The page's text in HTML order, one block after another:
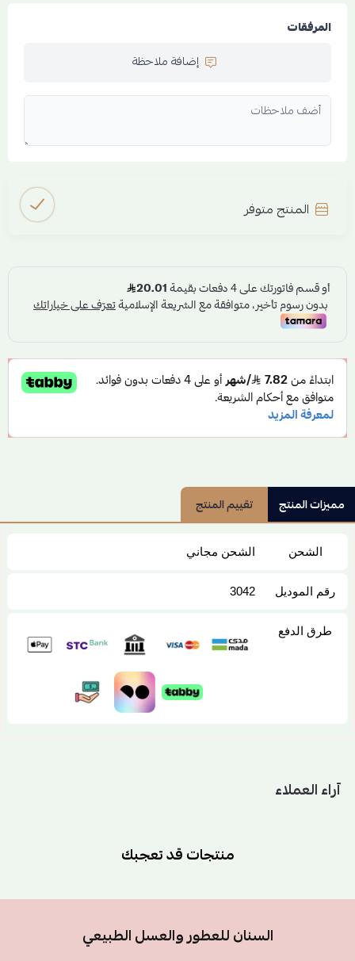
المرفقات
إضافة ملاحظة
المنتج متوفر
مميزات المنتج تقييم المنتج
الشحن الشحن مجاني
رقم الموديل 3042
طرق الدفع
آراء العملاء
منتجات قد تعجبك
السنان للعطور والعسل الطبيعي